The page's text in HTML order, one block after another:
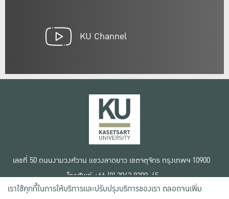
KU Channel
เลขที่ 50 ถนนงามวงศ์วาน แขวงลาดยาว เขตจตุจักร กรุงเทพฯ 10900
โทรศัพท์ +66 (0) 2942 8200-45
เงื่อนไขการใช้งานเว็บไซต์
เราใช้คุกกี้ในการให้บริการและปรับปรุงบริการของเรา ตลอดจนเพิ่ม